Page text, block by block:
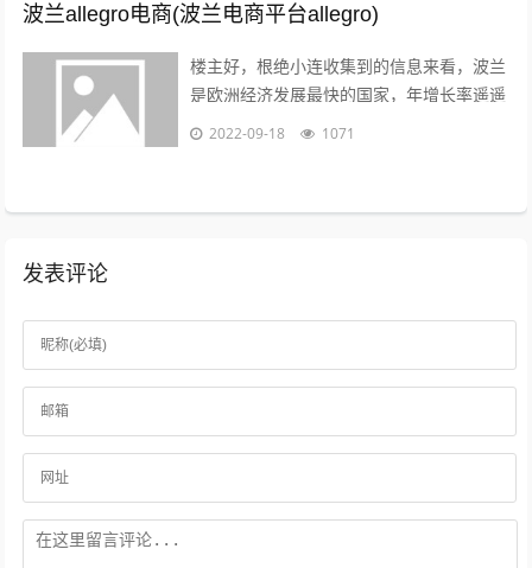
波兰allegro电商(波兰电商平台allegro)
楼主好，根绝小连收集到的信息来看，波兰
是欧洲经济发展最快的国家，年增长率遥遥
领先英法德目前，波兰拥有大约2000万的
2022-09-18 1071
发表评论